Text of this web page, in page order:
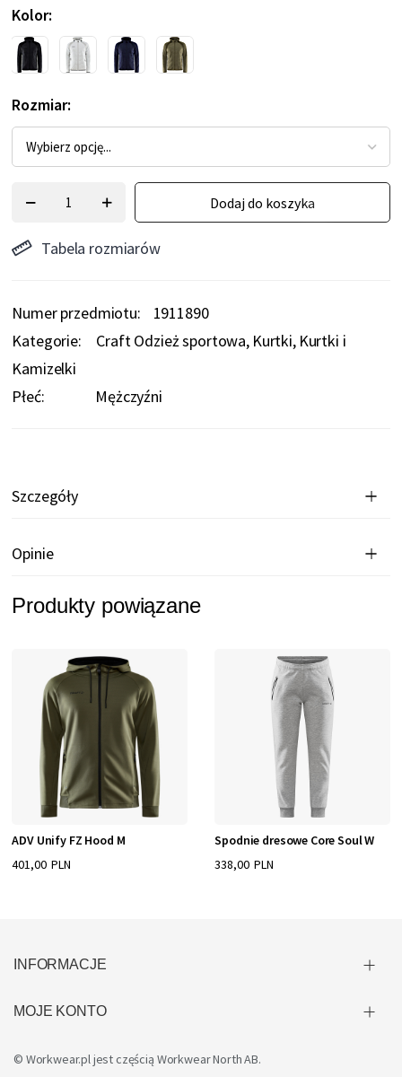
Kolor
Rozmiar
Dodaj do koszyka
Tabela rozmiarów
Numer przedmiotu
1911890
Kategorie:
Craft Odzież sportowa Kurtki Kurtki i
Kamizelki
Płeć:
Mężczyźni
Szczegóły
Opinie
Produkty powiązane
ADV Unify FZ Hood M
401,00 PLN
Spodnie dresowe Core Soul W
338,00 PLN
INFORMACJE
MOJE KONTO
© Workwear.pl jest częścią Workwear North AB.